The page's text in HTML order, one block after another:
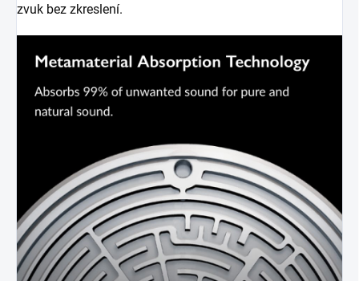
zvuk bez zkreslení.